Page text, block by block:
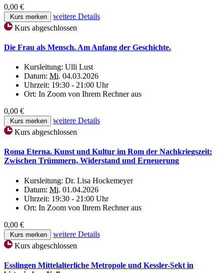
0,00 €
Kurs merken
weitere Details
Kurs abgeschlossen
Die Frau als Mensch. Am Anfang der Geschichte.
Kursleitung: Ulli Lust
Datum: Mi. 04.03.2026
Uhrzeit: 19:30 - 21:00 Uhr
Ort: In Zoom von Ihrem Rechner aus
0,00 €
Kurs merken
weitere Details
Kurs abgeschlossen
Roma Eterna. Kunst und Kultur im Rom der Nachkriegszeit:
Zwischen Trümmern, Widerstand und Erneuerung
Kursleitung: Dr. Lisa Hockemeyer
Datum: Mi. 01.04.2026
Uhrzeit: 19:30 - 21:00 Uhr
Ort: In Zoom von Ihrem Rechner aus
0,00 €
Kurs merken
weitere Details
Kurs abgeschlossen
Esslingen Mittelalterliche Metropole und Kessler-Sekt in